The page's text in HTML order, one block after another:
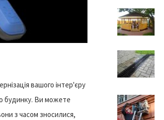
вашого інтер'єру
будинку. Ви можете
з часом зносилися,